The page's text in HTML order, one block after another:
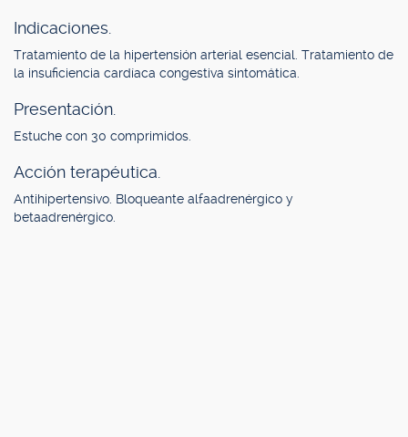
Indicaciones.
Tratamiento de la hipertensión arterial esencial. Tratamiento de
la insuficiencia cardíaca congestiva sintomática.
Presentación.
Estuche con 30 comprimidos.
Acción terapéutica.
Antihipertensivo. Bloqueante alfaadrenérgico y
betaadrenérgico.